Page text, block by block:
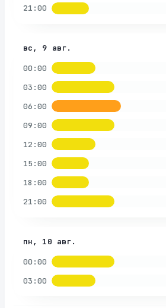
21:00
вс, 9 авг.
00:00
03:00
06:00
09:00
12:00
15:00
18:00
21:00
пн, 10 авг.
00:00
03:00